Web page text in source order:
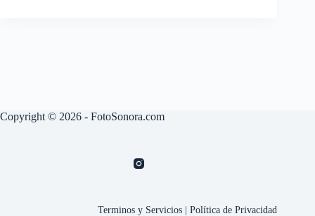
Copyright © 2026 - FotoSonora.com
Terminos y Servicios |Política de Privacidad